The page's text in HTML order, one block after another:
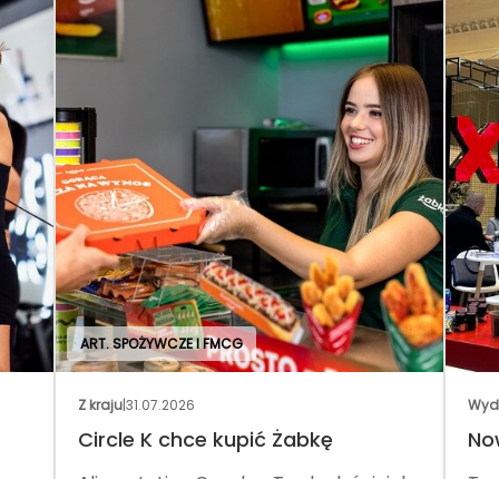
ART. SPOŻYWCZE I FMCG
Z kraju|31.07.2026
Circle K chce kupić Żabkę